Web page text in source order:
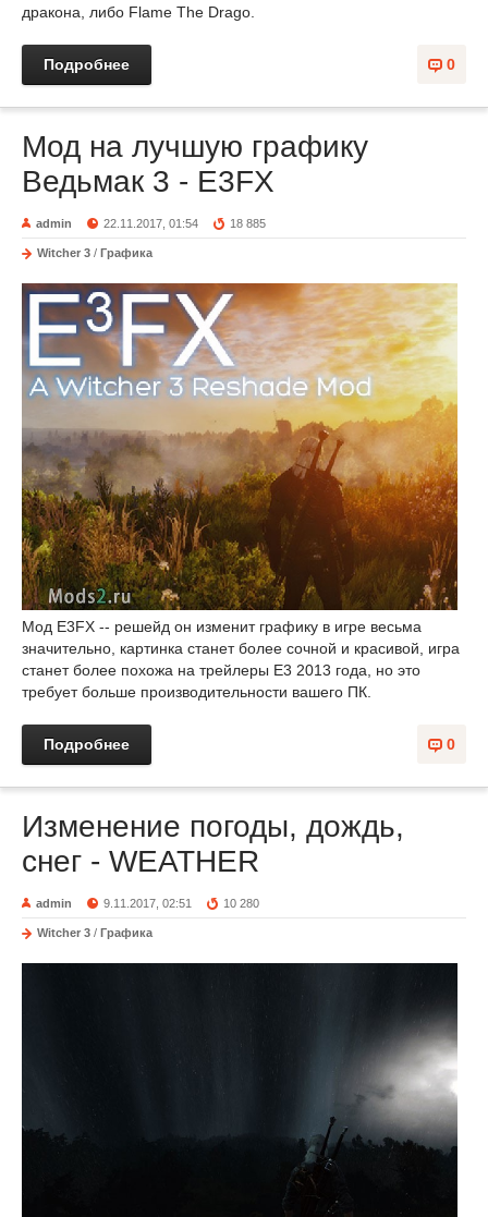
дракона, либо Flame The Drago.
0
Подробнее
Мод на лучшую графику
Ведьмак 3 - E3FX
admin 22.11.2017, 01:54 18 885
Witcher 3 / Графика
Мод E3FX -- решейд он изменит графику в игре весьма
значительно, картинка станет более сочной и красивой, игра
станет более похожа на трейлеры Е3 2013 года, но это
требует больше производительности вашего ПК.
0
Подробнее
Изменение погоды, дождь,
снег - WEATHER
admin 9.11.2017, 02:51 10 280
Witcher 3 / Графика